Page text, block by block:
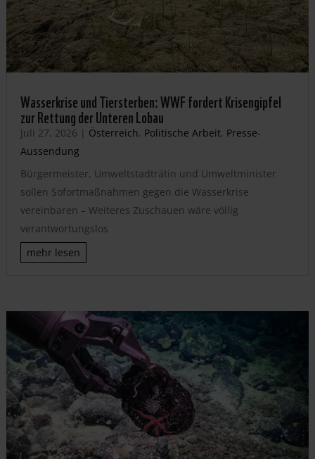
Wasserkrise und Tiersterben: WWF fordert Krisengipfel
zur Rettung der Unteren Lobau
Juli 27, 2026 | Österreich, Politische Arbeit, Presse-
Aussendung
Bürgermeister, Umweltstadträtin und Umweltminister
sollen Sofortmaßnahmen gegen die Wasserkrise
vereinbaren – Weiteres Zuschauen wäre völlig
verantwortungslos
mehr lesen